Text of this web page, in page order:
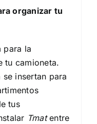
organizar tu
para la
tu camioneta.
insertan para
tus
Tmatentre